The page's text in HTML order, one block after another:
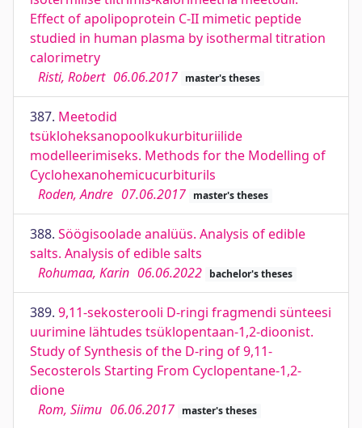
Effect of apolipoprotein C-II mimetic peptide
studied in human plasma by isothermal titration
calorimetry
Risti, Robert 06.06.2017 master's theses
387. Meetodid
tsükloheksanopoolkukurbituriilide
modelleerimiseks. Methods for the Modelling of
Cyclohexanohemicucurbiturils
Roden, Andre 07.06.2017 master's theses
388. Söögisoolade analüüs. Analysis of edible
salts. Analysis of edible salts
Rohumaa, Karin 06.06.2022 bachelor's theses
389. 9,11-sekosterooli D-ringi fragmendi sünteesi
uurimine lähtudes tsüklopentaan-1,2-dioonist.
Study of Synthesis of the D-ring of 9,11-
Secosterols Starting From Cyclopentane-1,2-
dione
Rom, Siimu 06.06.2017 master's theses